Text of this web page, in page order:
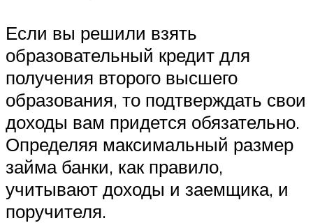
Если вы решили взять
образовательный кредит для
получения второго высшего
образования, то подтверждать свои
доходы вам придется обязательно.
Определяя максимальный размер
займа банки, как правило,
учитывают доходы и заемщика, и
поручителя.